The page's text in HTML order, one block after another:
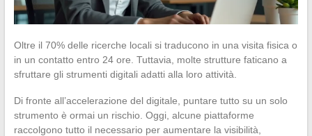
Oltre il 70% delle ricerche locali si traducono in una visita fisica o
in un contatto entro 24 ore. Tuttavia, molte strutture faticano a
sfruttare gli strumenti digitali adatti alla loro attività.
Di fronte all’accelerazione del digitale, puntare tutto su un solo
strumento è ormai un rischio. Oggi, alcune piattaforme
raccolgono tutto il necessario per aumentare la visibilità,